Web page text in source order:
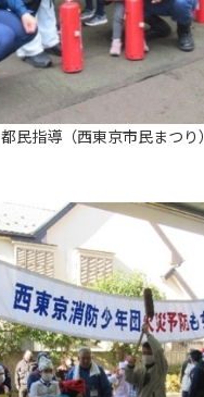
都民指導（西東京市民まつり）